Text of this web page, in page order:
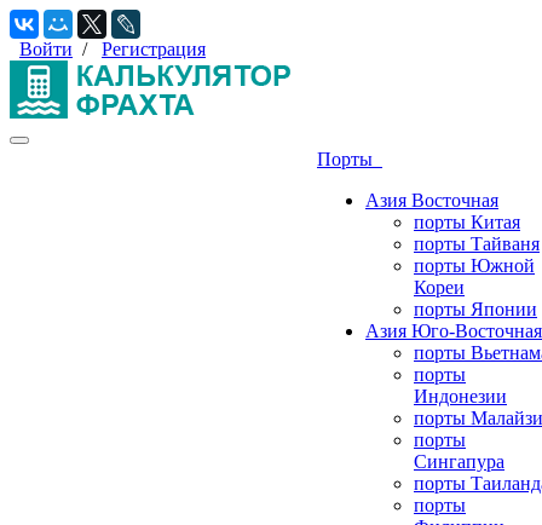
Войти / Регистрация
Порты
Азия Восточная
порты Китая
порты Тайваня
порты Южной
Кореи
порты Японии
Азия Юго-Восточная
порты
порты
Индонезии
порты
порты
Сингапура
порты
порты